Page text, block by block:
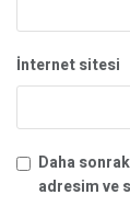
İnternet sitesi
Daha
adresim ve